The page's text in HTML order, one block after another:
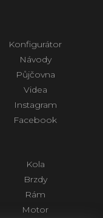
Konfigurátor
Návody
Půjčovna
Videa
Instagram
Facebook
Kola
Brzdy
Rám
Motor